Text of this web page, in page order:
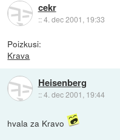
cekr
::4. dec 2001, 19:33
Poizkusi:
Krava
Heisenberg
::4. dec 2001, 19:44
hvala za Kravo